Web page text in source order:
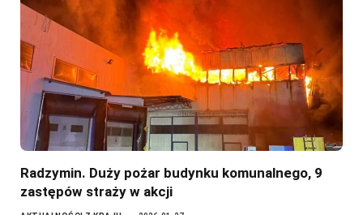
Radzymin. Duży pożar budynku komunalnego, 9
zastępów straży w akcji